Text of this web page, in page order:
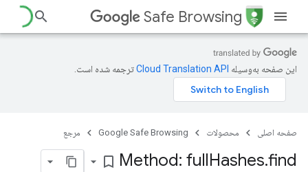
Safe Browsing
این صفحه به‌وسیله ترجمه شده است.
صفحه اصلی محصولات Google Safe Browsing مرجع
Method: fullHashes.find
bookmark_border